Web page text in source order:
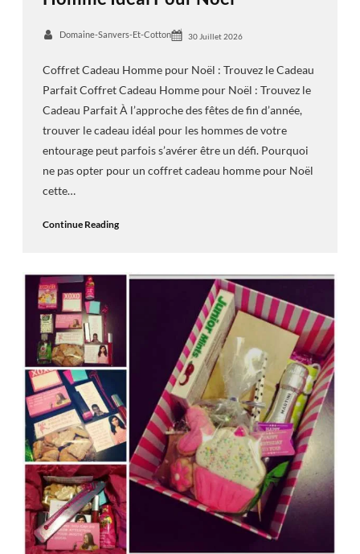
Domaine-Sanvers-Et-Cotton 30 Juillet 2026
Coffret Cadeau Homme pour Noël : Trouvez le Cadeau
Parfait Coffret Cadeau Homme pour Noël : Trouvez le
Cadeau Parfait À l’approche des fêtes de fin d’année,
trouver le cadeau idéal pour les hommes de votre
entourage peut parfois s’avérer être un défi. Pourquoi
ne pas opter pour un coffret cadeau homme pour Noël
cette…
Continue Reading